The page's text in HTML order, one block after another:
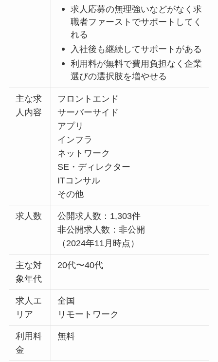
求人応募の無理強いなどがなく求
職者ファーストでサポートしてく
れる
入社後も継続してサポートがある
利用料が無料で費用負担なく企業
選びの選択肢を増やせる
主な求
人内容
フロントエンド
サーバーサイド
アプリ
インフラ
ネットワーク
SE・ディレクター
ITコンサル
その他
求人数
公開求人数：1,303件
非公開求人数：非公開
（2024年11月時点）
主な対
象年代
20代〜40代
求人エ
リア
全国
リモートワーク
利用料
金
無料